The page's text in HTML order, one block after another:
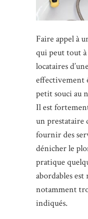
Faire appel à
qui peut tout
locataires
effectivement
petit souci au
Il est
un prestataire
fournir des
dénicher le
pratique
abordables
notamment
indiqués.